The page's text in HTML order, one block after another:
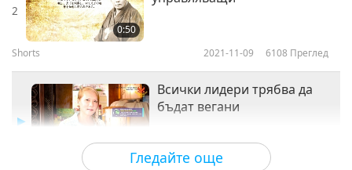
Гледайте още
2
0:50
Shorts 2021-11-09 6108 Преглед
Всички лидери трябва да
бъдат вегани
2021-11-09 6521